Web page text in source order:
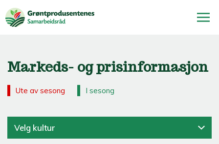
Markeds- og prisinformasjon
Ute av sesong I sesong
Velg kultur